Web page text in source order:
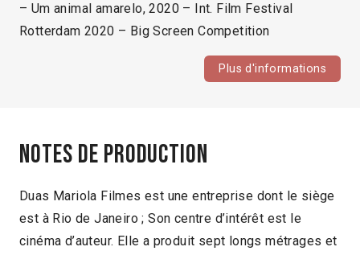
– Um animal amarelo, 2020 – Int. Film Festival
Rotterdam 2020 – Big Screen Competition
Plus d'informations
Notes de production
Duas Mariola Filmes est une entreprise dont le siège
est à Rio de Janeiro ; Son centre d’intérêt est le
cinéma d’auteur. Elle a produit sept longs métrages et